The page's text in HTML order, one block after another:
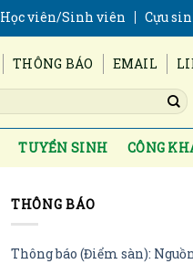
Học viên/Sinh viên Cựu
THÔNG BÁO EMAIL
TUYỂN SINH CÔNG
THÔNG BÁO
Thông báo (Điểm sàn):